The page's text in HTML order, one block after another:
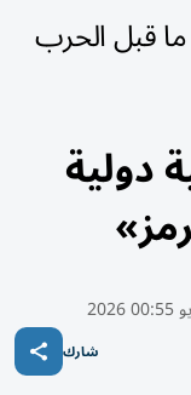
قبل الحرب
دولية
شارك